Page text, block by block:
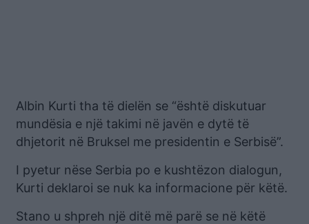
Albin Kurti tha të dielën se “është diskutuar
mundësia e një takimi në javën e dytë të
dhjetorit në Bruksel me presidentin e Serbisë”.
I pyetur nëse Serbia po e kushtëzon dialogun,
Kurti deklaroi se nuk ka informacione për këtë.
Stano u shpreh një ditë më parë se në këtë